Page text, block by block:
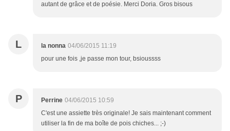
autant de grâce et de poésie. Merci Doria. Gros bisous
L la nonna 04/06/2015 11:19
pour une fois ,je passe mon tour, bsioussss
P Perrine 04/06/2015 10:59
C'est une assiette très originale! Je sais maintenant comment
utiliser la fin de ma boîte de pois chiches... ;-)